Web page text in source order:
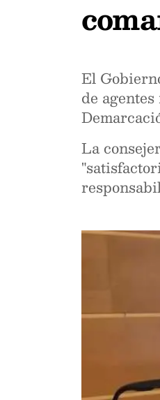
El
de
La